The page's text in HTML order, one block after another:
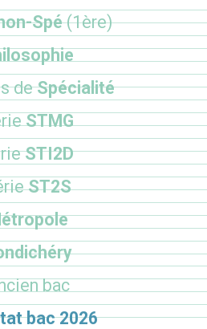
Spé(1ère)
deSpécialité
STMG
STI2D
ST2S
bac
bac 2026